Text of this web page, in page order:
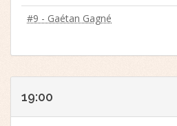
#9 - Gaétan Gagné
19:00